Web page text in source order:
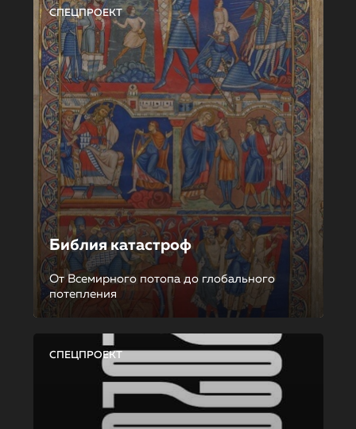
СПЕЦПРОЕКТ
Библия катастроф
От Всемирного потопа до глобального
потепления
СПЕЦПРОЕКТ